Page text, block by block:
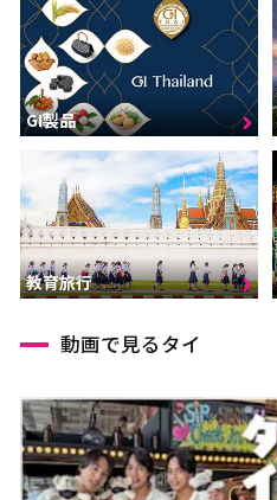
GI製品
教育旅行
動画で見るタイ